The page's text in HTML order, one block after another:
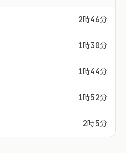
2時46分
1時30分
1時44分
1時52分
2時5分